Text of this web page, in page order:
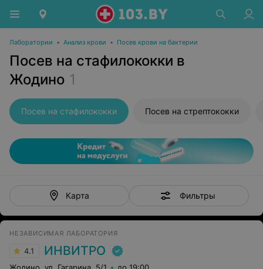
Лаборатории • Анализ крови • Посев крови на бактерии
Посев на стафилококки в
Жодино 1
Посев на стафилококки Посев на стрептококки
Карта Фильтры
НЕЗАВИСИМАЯ ЛАБОРАТОРИЯ
4.1 ИНВИТРО